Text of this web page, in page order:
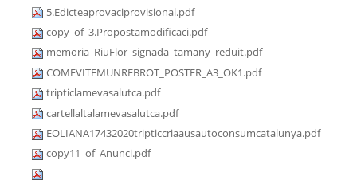
5.Edicteaprovaciprovisional.pdf
copy_of_3.Propostamodificaci.pdf
memoria_RiuFlor_signada_tamany_reduit.pdf
COMEVITEMUNREBROT_POSTER_A3_OK1.pdf
tripticlamevasalutca.pdf
cartellaltalamevasalutca.pdf
EOLIANA17432020tripticcriaausautoconsumcatalunya.pdf
copy11_of_Anunci.pdf